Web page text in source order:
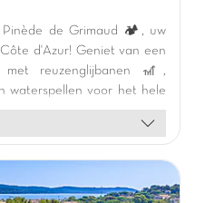
Pinède de Grimaud 🏕️, uw
d'Azur! Geniet van een
reuzenglijbanen 🎢,
waterspellen voor het hele
stacaravans 🏡 met
u. Kinderen zullen dol zijn
Blijf fit met het